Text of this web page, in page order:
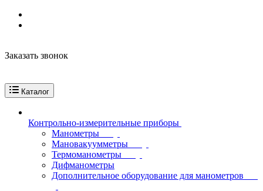
Заказать звонок
Каталог
Контрольно-измерительные приборы
Манометры
Мановакуумметры
Термоманометры
Дифманометры
Дополнительное оборудование для манометров